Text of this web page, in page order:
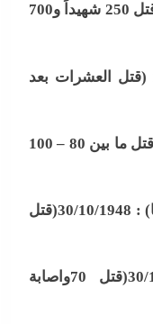
مجزرتا اللد : 11 – 12/7/1948(قتل 250 شهيداً و700
مجزرة المجدل : 17/10/1948 (قتل العشرات بعد
مجزرة الدوايمة : 29/10/1948(قتل ما بين 80 – 100
مجزرة عيلبون (فى فضاء طبريا) : 30/10/1948(قتل
مجزرة الحولة : 30/10/1948(قتل 70واصابة